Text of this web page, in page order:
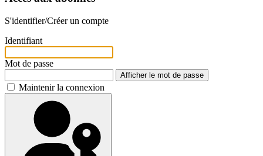
S'identifier/Créer un compte
Identifiant
Mot de passe
Afficher le mot de passe
Maintenir la connexion